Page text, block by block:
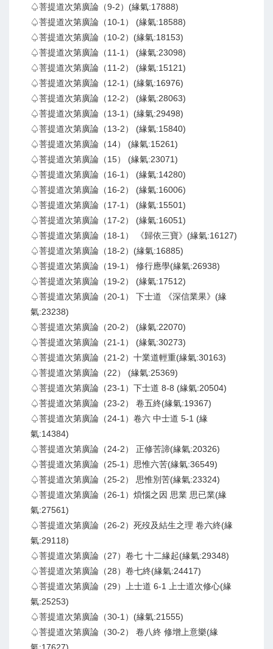
♤菩提道次第廣論（9-2）(緣氣:17888)
♤菩提道次第廣論（10-1） (緣氣:18588)
♤菩提道次第廣論（10-2）(緣氣:18153)
♤菩提道次第廣論（11-1） (緣氣:23098)
♤菩提道次第廣論（11-2） (緣氣:15121)
♤菩提道次第廣論（12-1）(緣氣:16976)
♤菩提道次第廣論（12-2） (緣氣:28063)
♤菩提道次第廣論（13-1）(緣氣:29498)
♤菩提道次第廣論（13-2） (緣氣:15840)
♤菩提道次第廣論（14） (緣氣:15261)
♤菩提道次第廣論（15） (緣氣:23071)
♤菩提道次第廣論（16-1） (緣氣:14280)
♤菩提道次第廣論（16-2） (緣氣:16006)
♤菩提道次第廣論（17-1） (緣氣:15501)
♤菩提道次第廣論（17-2） (緣氣:16051)
♤菩提道次第廣論（18-1） 《歸依三寶》(緣氣:16127)
♤菩提道次第廣論（18-2）(緣氣:16885)
♤菩提道次第廣論（19-1） 修行應學(緣氣:26938)
♤菩提道次第廣論（19-2） (緣氣:17512)
♤菩提道次第廣論（20-1） 下士道 《深信業果》(緣
氣:23238)
♤菩提道次第廣論（20-2） (緣氣:22070)
♤菩提道次第廣論（21-1） (緣氣:30273)
♤菩提道次第廣論（21-2）十業道輕重(緣氣:30163)
♤菩提道次第廣論（22） (緣氣:25369)
♤菩提道次第廣論（23-1）下士道 8-8 (緣氣:20504)
♤菩提道次第廣論（23-2） 卷五終(緣氣:19367)
♤菩提道次第廣論（24-1）卷六 中士道 5-1 (緣
氣:14384)
♤菩提道次第廣論（24-2） 正修苦諦(緣氣:20326)
♤菩提道次第廣論（25-1）思惟六苦(緣氣:36549)
♤菩提道次第廣論（25-2） 思惟別苦(緣氣:23324)
♤菩提道次第廣論（26-1）煩惱之因 思業 思已業(緣
氣:27561)
♤菩提道次第廣論（26-2）死歿及結生之理 卷六終(緣
氣:29118)
♤菩提道次第廣論（27）卷七 十二緣起(緣氣:29348)
♤菩提道次第廣論（28）卷七終(緣氣:24417)
♤菩提道次第廣論（29）上士道 6-1 上士道次修心(緣
氣:25253)
♤菩提道次第廣論（30-1）(緣氣:21555)
♤菩提道次第廣論（30-2） 卷八終 修增上意樂(緣